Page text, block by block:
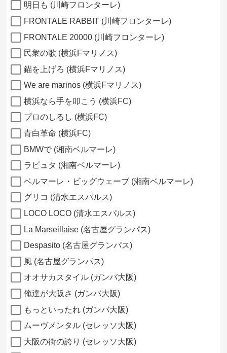
明日も (川崎フロンターレ)
FRONTALE RABBIT (川崎フロンターレ)
FRONTALE 20000 (川崎フロンターレ)
民衆の歌 (横浜Fマリノス)
錨を上げろ (横浜Fマリノス)
We are marinos (横浜Fマリノス)
横浜なら手を叩こう (横浜FC)
プロのしるし (横浜FC)
青白革命 (横浜FC)
BMWで (湘南ベルマーレ)
ラピュタ (湘南ベルマーレ)
ベルマーレ・ビッグウェーブ (湘南ベルマーレ)
グリコ (清水エスパルス)
LOCO LOCO (清水エスパルス)
La Marseillaise (名古屋グランパス)
Despasito (名古屋グランパス)
風 (名古屋グランパス)
オオサカスタイル (ガンバ大阪)
俺達が大阪さ (ガンバ大阪)
もっといったれ (ガンバ大阪)
ムーヴメンタル (セレッソ大阪)
大阪の街の誇り (セレッソ大阪)